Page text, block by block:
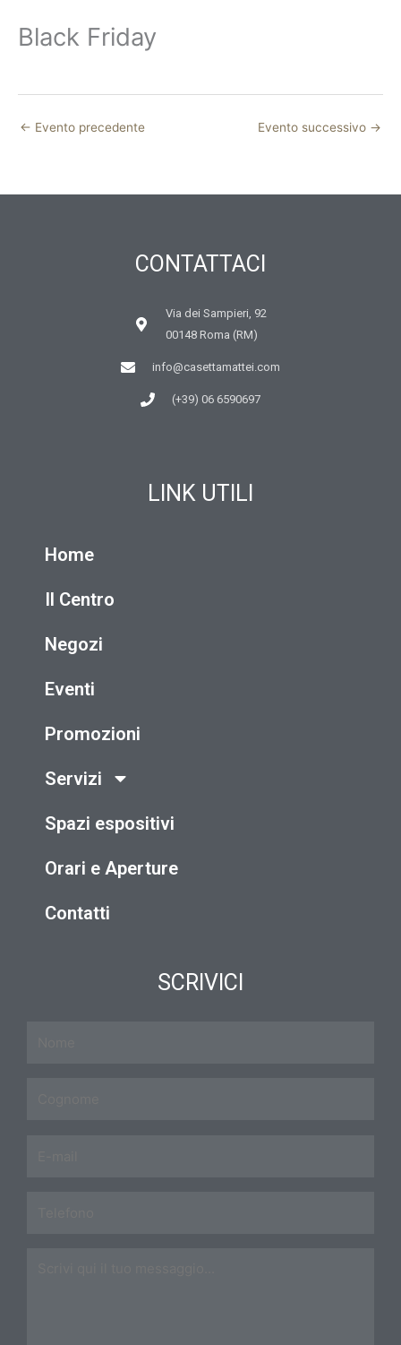
Black Friday
← Evento precedente Evento successivo →
CONTATTACI
Via dei Sampieri, 92
00148 Roma (RM)
info@casettamattei.com
(+39) 06 6590697
LINK UTILI
Home
Il Centro
Negozi
Eventi
Promozioni
Servizi
Spazi espositivi
Orari e Aperture
Contatti
SCRIVICI